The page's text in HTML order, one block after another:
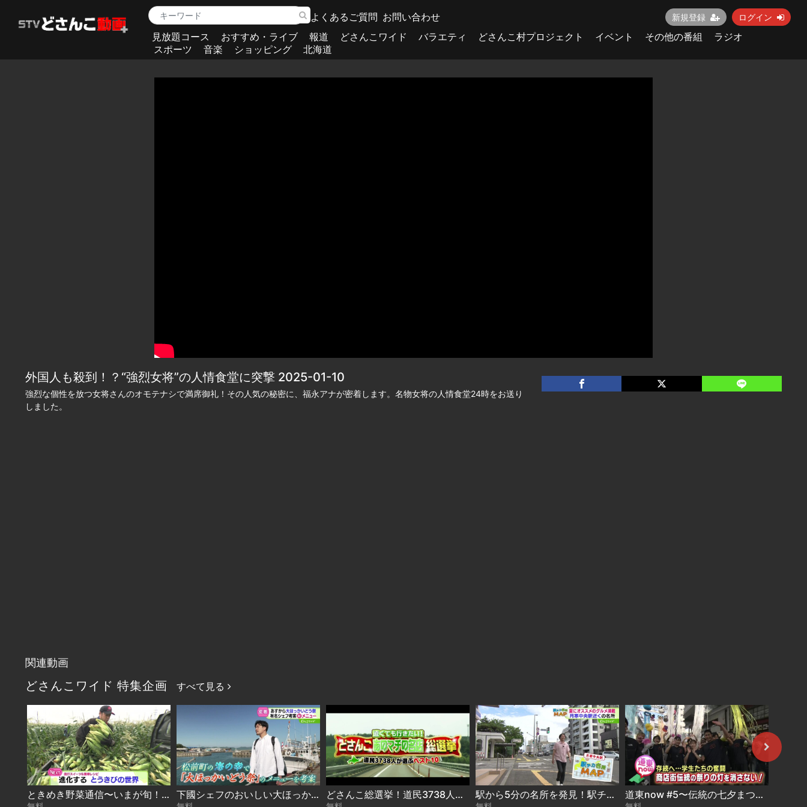
よくあるご質問 お問い合わせ 新規登録 ログイン
見放題コース おすすめ・ライブ 報道 どさんこワイド バラエティ どさんこ村プロジェクト イベント その他の番組
ラジオ
スポーツ
音楽 ショッピング 北海道
外国人も殺到！？“強烈女将”の人情食堂に突撃 2025-01-10
強烈な個性を放つ女将さんのオモテナシで満席御礼！その人気の秘密に、福永アナが密着します。名物女将の人情食堂24時をお送り
しました。
関連動画
どさんこワイド 特集企画 すべて見る
ときめき野菜通信〜いまが旬！進化するとうきび 2026-08-07 下國シェフのおいしい大ほっかいどう 2026-08-06 どさんこ総選挙！道民3738人が選ぶ“遠くても行きたい名店”ベスト10 2026-08-06 駅から5分の名所を発見！駅チカ名所MAP〜月寒中央駅 2026-08-05 道東now #5〜伝統の七夕まつり 存続危機を学生が守る 2026-08-04